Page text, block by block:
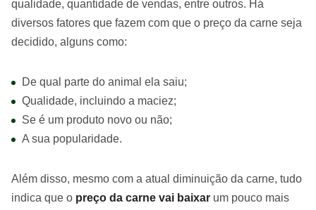
qualidade, quantidade de vendas, entre outros. Há
diversos fatores que fazem com que o preço da carne seja
decidido, alguns como:
De qual parte do animal ela saiu;
Qualidade, incluindo a maciez;
Se é um produto novo ou não;
A sua popularidade.
Além disso, mesmo com a atual diminuição da carne, tudo
indica que o preço da carne vai baixar um pouco mais